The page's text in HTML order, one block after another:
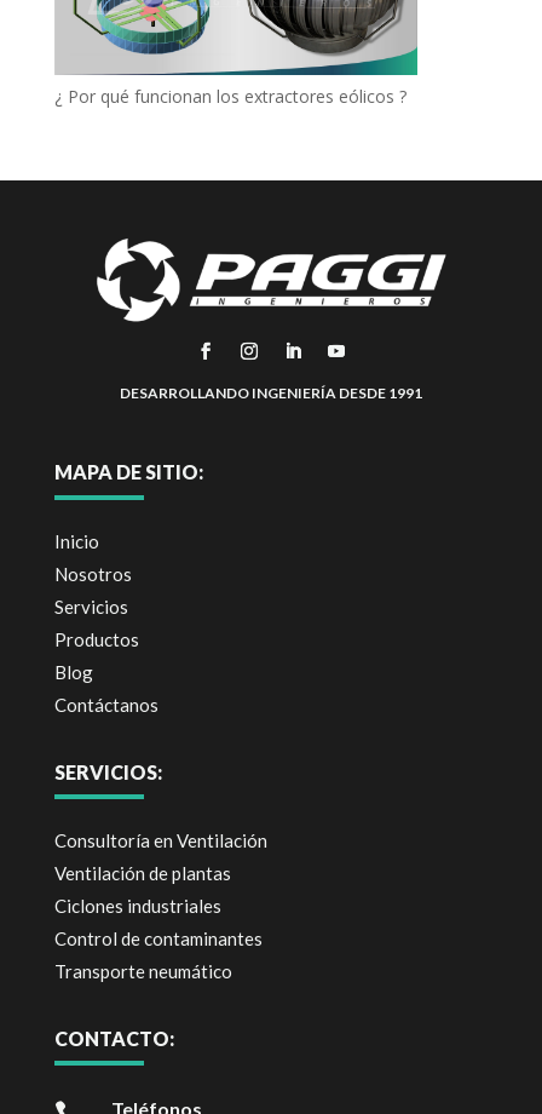
¿ Por qué funcionan los extractores eólicos ?
DESARROLLANDO INGENIERÍA DESDE 1991
MAPA DE SITIO:
Inicio
Nosotros
Servicios
Productos
Blog
Contáctanos
SERVICIOS:
Consultoría en Ventilación
Ventilación de plantas
Ciclones industriales
Control de contaminantes
Transporte neumático
CONTACTO:
Teléfonos